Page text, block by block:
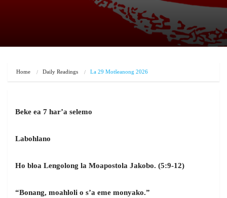
Home Daily Readings La 29 Motšeanong 2026
Beke ea 7 har’a selemo
Labohlano
Ho bloa Lengolong la Moapostola Jakobo. (5:9-12)
“Bonang, moahloli o s’a eme monyako.”